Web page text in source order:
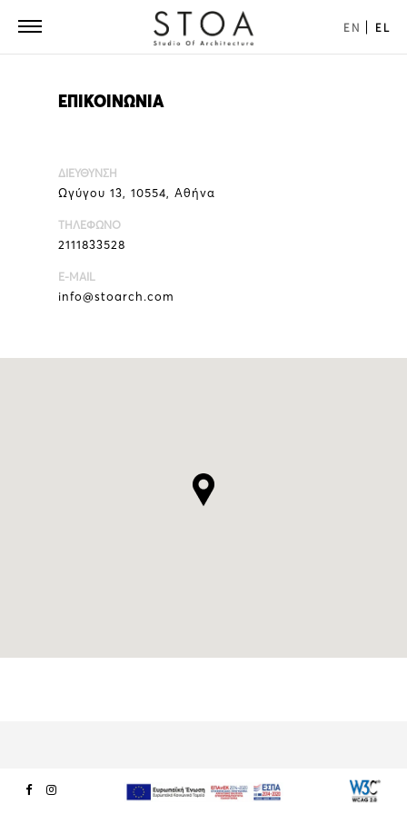
EN EL
ΕΠΙΚΟΙΝΩΝΙΑ
ΔΙΕΥΘΥΝΣΗ
Ωγύγου 13, 10554, Αθήνα
ΤΗΛΕΦΩΝΟ
2111833528
E-MAIL
info@stoarch.com